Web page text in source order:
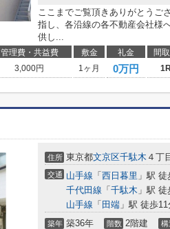
ここまでご覧頂きありがとうご
指し、各沿線の各不動産会社様
供し...
管理費・共益費 敷金 礼金 間
3,000円 1ヶ月 0万円
住所 東京都文京区千駄木 ４丁
交通 山手線 「 西日暮里 」駅 徒
千代田線 「 千駄木 」駅 徒
山手線 「 田端 」駅 徒歩11
築年 築36年 階数 2階建 構